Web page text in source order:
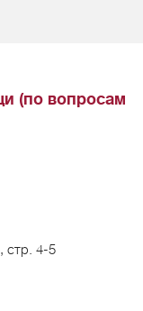
(по вопросам
стр. 4-5